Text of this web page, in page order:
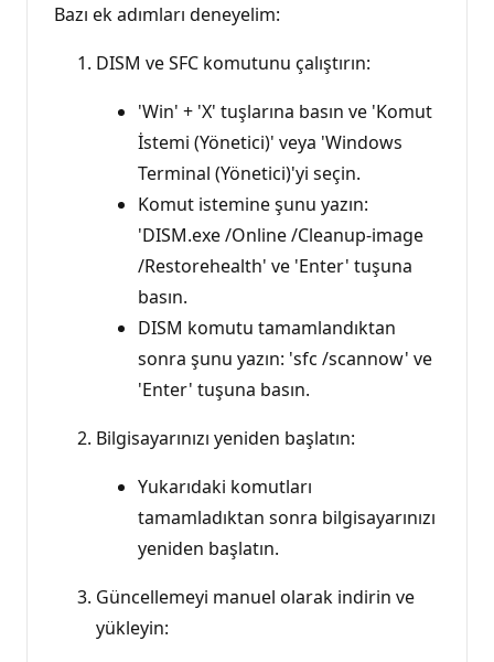
Bazı ek adımları deneyelim:
DISM ve SFC komutunu çalıştırın:
'Win' + 'X' tuşlarına basın ve 'Komut
İstemi (Yönetici)' veya 'Windows
Terminal (Yönetici)'yi seçin.
Komut istemine şunu yazın:
'DISM.exe /Online /Cleanup-image
/Restorehealth' ve 'Enter' tuşuna
basın.
DISM komutu tamamlandıktan
sonra şunu yazın: 'sfc /scannow' ve
'Enter' tuşuna basın.
Bilgisayarınızı yeniden başlatın:
Yukarıdaki komutları
tamamladıktan sonra bilgisayarınızı
yeniden başlatın.
Güncellemeyi manuel olarak indirin ve
yükleyin: